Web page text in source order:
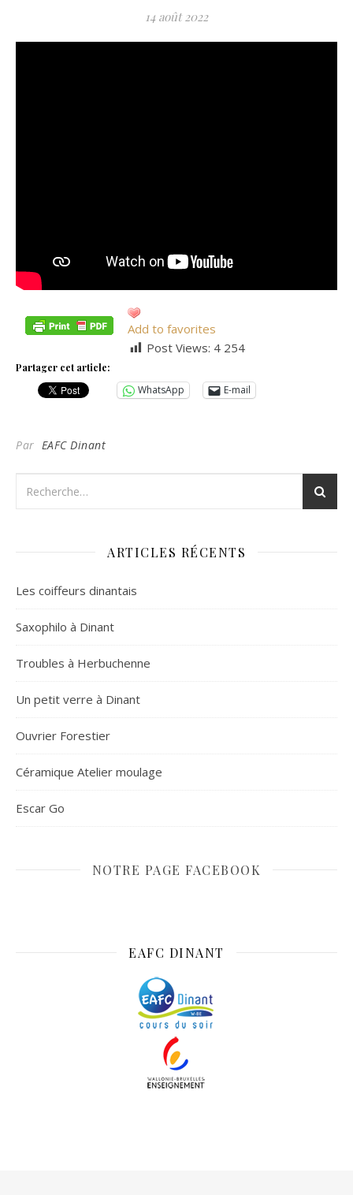
14 août 2022
Add to favorites
Post Views: 4 254
Partager cet article:
WhatsApp E-mail
Par EAFC Dinant
ARTICLES RÉCENTS
Les coiffeurs dinantais
Saxophilo à Dinant
Troubles à Herbuchenne
Un petit verre à Dinant
Ouvrier Forestier
Céramique Atelier moulage
Escar Go
NOTRE PAGE FACEBOOK
EAFC DINANT